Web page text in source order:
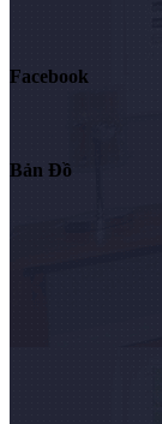
Facebook
Bản Đồ